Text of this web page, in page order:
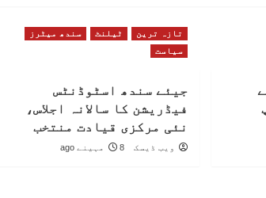
تازہ ترین ٹیلنٹ
سندھ میٹرز
سیاست
جیئے سندھ اسٹوڈنٹس
فیڈریشن کا سالانہ اجلاس،
نئی مرکزی قیادت منتخب
ویب ڈیسک 8 مہینے ago